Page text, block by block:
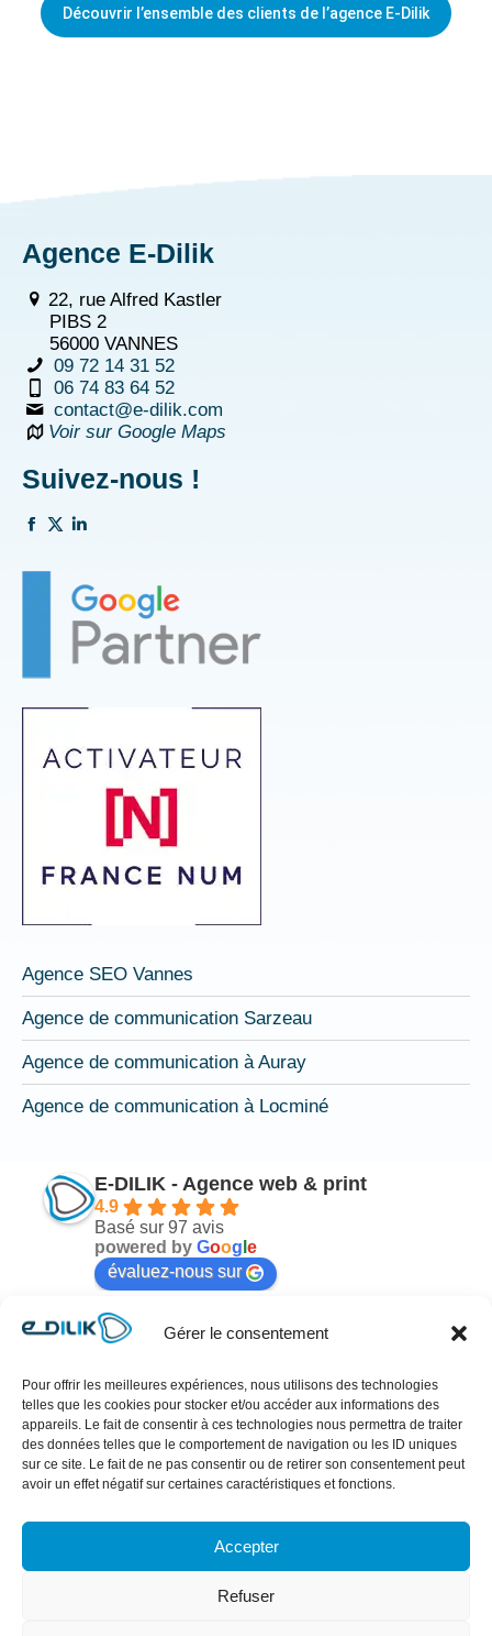
Gérer le consentement
Pour offrir les meilleures expériences, nous utilisons des technologies
telles que les cookies pour stocker et/ou accéder aux informations des
appareils. Le fait de consentir à ces technologies nous permettra de traiter
des données telles que le comportement de navigation ou les ID uniques
sur ce site. Le fait de ne pas consentir ou de retirer son consentement peut
avoir un effet négatif sur certaines caractéristiques et fonctions.
Accepter
Refuser
Découvrir l’ensemble des clients de l’agence E-Dilik
Agence E-Dilik
22, rue Alfred Kastler
PIBS 2
56000 VANNES
09 72 14 31 52
06 74 83 64 52
contact@e-dilik.com
Voir sur Google Maps
Suivez-nous !
La
Facebook
s'ouvre
dans
nouvelle
fenêtre
La
s'ouvre
dans
une
nouvelle
s'ouvre
dans
une
nouvelle
Agence SEO Vannes
Agence de communication Sarzeau
Agence de communication à Auray
Agence de communication à Locminé
E-DILIK - Agence web & print
4.9
Basé sur 97 avis
powered by Goog e
évaluez-nous sur
Cher Antoine !!!Sincèrement Merci pour votre
travail hyper professionnel, rapide et très
esthétique !! Référencement qui se profile… ai
travail depuis qu’il est en ligne 😊!!Empathie,
rigueur et réactivité sont les maîtres mots.Antoine
clients et de leur proposer des idées pertinentes et